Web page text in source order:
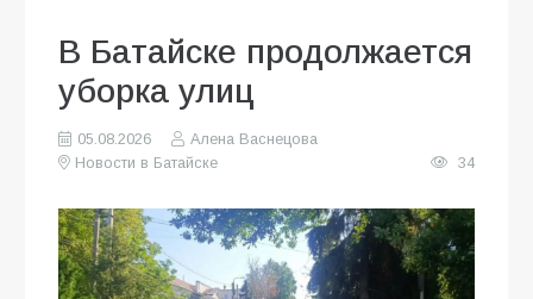
В Батайске продолжается
уборка улиц
05.08.2026
Алена Васнецова
Новости в Батайске
34